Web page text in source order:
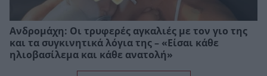
Ανδρομάχη: Οι τρυφερές αγκαλιές με τον γιο της
και τα συγκινητικά λόγια της – «Είσαι κάθε
ηλιοβασίλεμα και κάθε ανατολή»